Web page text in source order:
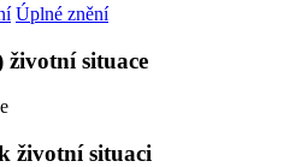
Úplné znění
životní situace
životní situaci